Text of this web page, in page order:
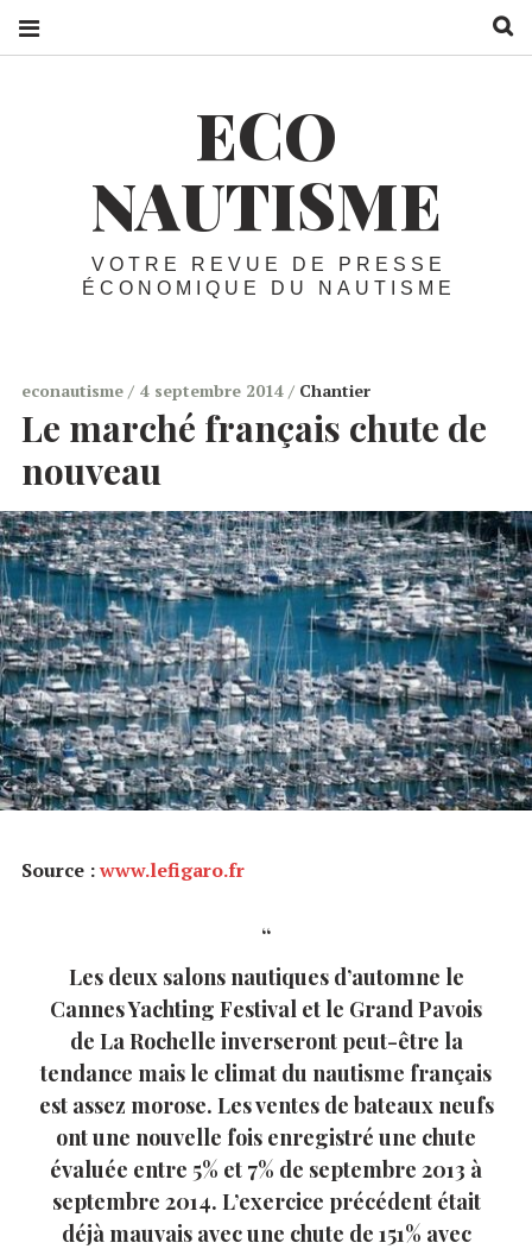
ECO
NAUTISME
VOTRE REVUE DE PRESSE
ÉCONOMIQUE DU NAUTISME
econautisme 4 septembre 2014 Chantier
Le marché français chute de
nouveau
Source :www.lefigaro.fr
Les deux salons nautiques d’automne le
Cannes Yachting Festival et le Grand Pavois
de La Rochelle inverseront peut-être la
tendance mais le climat du nautisme français
est assez morose. Les ventes de bateaux neufs
ont une nouvelle fois enregistré une chute
évaluée entre 5% et 7% de septembre 2013 à
septembre 2014. L’exercice précédent était
déjà mauvais avec une chute de 151% avec